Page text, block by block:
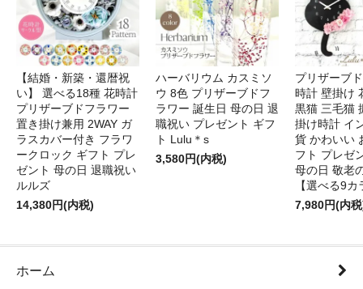
【結婚・新築・還暦祝
い】 選べる18種 花時計
プリザーブドフラワー
置き掛け兼用 2WAY ガ
ラスカバー付き フラワ
ークロック ギフト プレ
ゼント 母の日 退職祝い
ルルズ
14,380円(内税)
ハーバリウム カスミソ
ウ 8色 プリザーブドフ
ラワー 誕生日 母の日 退
職祝い プレゼント ギフ
ト Lulu＊s
3,580円(内税)
プリザーブ
時計 壁掛け
黒猫 三毛猫
掛け時計 イ
貨 かわいい
フト プレゼ
母の日 敬老
【選べる9カ
7,980円(内
ホーム